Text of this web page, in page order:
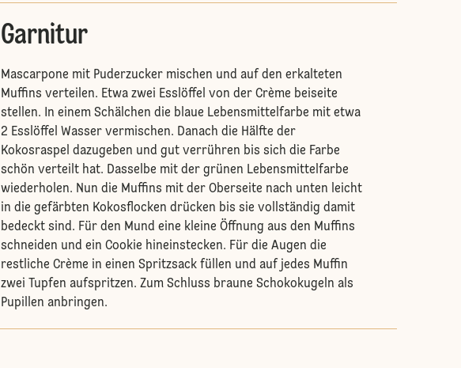
Garnitur
Mascarpone mit Puderzucker mischen und auf den erkalteten
Muffins verteilen. Etwa zwei Esslöffel von der Crème beiseite
stellen. In einem Schälchen die blaue Lebensmittelfarbe mit etwa
2 Esslöffel Wasser vermischen. Danach die Hälfte der
Kokosraspel dazugeben und gut verrühren bis sich die Farbe
schön verteilt hat. Dasselbe mit der grünen Lebensmittelfarbe
wiederholen. Nun die Muffins mit der Oberseite nach unten leicht
in die gefärbten Kokosflocken drücken bis sie vollständig damit
bedeckt sind. Für den Mund eine kleine Öffnung aus den Muffins
schneiden und ein Cookie hineinstecken. Für die Augen die
restliche Crème in einen Spritzsack füllen und auf jedes Muffin
zwei Tupfen aufspritzen. Zum Schluss braune Schokokugeln als
Pupillen anbringen.